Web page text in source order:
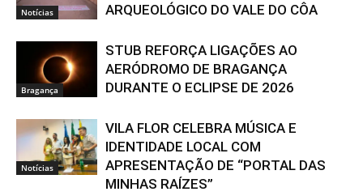
Notícias
ARQUEOLÓGICO DO VALE DO CÔA
Bragança
STUB REFORÇA LIGAÇÕES AO
AERÓDROMO DE BRAGANÇA
DURANTE O ECLIPSE DE 2026
Notícias
VILA FLOR CELEBRA MÚSICA E
IDENTIDADE LOCAL COM
APRESENTAÇÃO DE “PORTAL DAS
MINHAS RAÍZES”